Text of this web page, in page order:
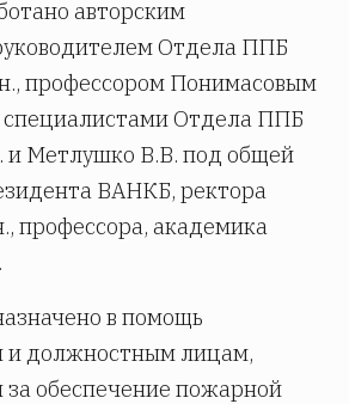
авторским
Отдела ППБ
профессором Понимасовым
Отдела ППБ
и Метлушко В.В. под общей
ВАНКБ, ректора
профессора, академика
в помощь
и должностным лицам,
за обеспечение пожарной